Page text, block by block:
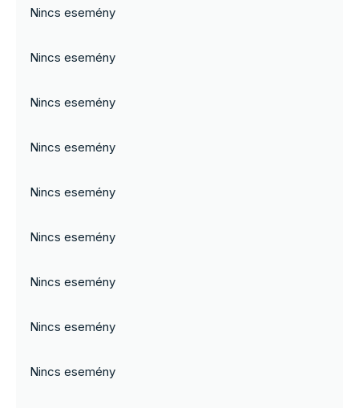
Nincs esemény
Nincs esemény
Nincs esemény
Nincs esemény
Nincs esemény
Nincs esemény
Nincs esemény
Nincs esemény
Nincs esemény